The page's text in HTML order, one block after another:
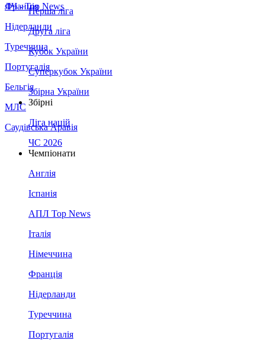
Франція
Нідерланди
Туреччина
Португалія
Бельгія
МЛС
Саудівська Аравія
ЛЧ - Top News
Перша ліга
Друга ліга
Кубок України
Суперкубок України
Збірна України
Збірні
Ліга націй
ЧС 2026
Чемпіонати
Англія
Іспанія
АПЛ Top News
Італія
Німеччина
Франція
Нідерланди
Туреччина
Португалія